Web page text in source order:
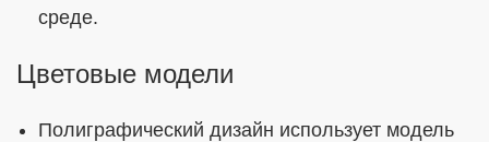
среде.
Цветовые модели
Полиграфический дизайн использует модель